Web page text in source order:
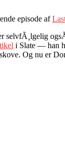
episode af
i Slate — han
Og nu er